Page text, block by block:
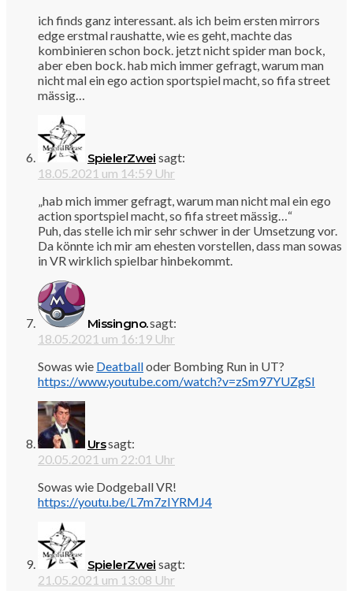
ich finds ganz interessant. als ich beim ersten mirrors
edge erstmal raushatte, wie es geht, machte das
kombinieren schon bock. jetzt nicht spider man bock,
aber eben bock. hab mich immer gefragt, warum man
nicht mal ein ego action sportspiel macht, so fifa street
mässig…
SpielerZwei sagt:
18.05.2021 um 14:59 Uhr
„hab mich immer gefragt, warum man nicht mal ein ego
action sportspiel macht, so fifa street mässig…“
Puh, das stelle ich mir sehr schwer in der Umsetzung vor.
Da könnte ich mir am ehesten vorstellen, dass man sowas
in VR wirklich spielbar hinbekommt.
Missingno.sagt:
18.05.2021 um 16:19 Uhr
Sowas wie Deatballoder Bombing Run in UT?
https://www.youtube.com/watch?v=zSm97YUZgSI
Urssagt:
20.05.2021 um 22:01 Uhr
Sowas wie Dodgeball VR!
https://youtu.be/L7m7zIYRMJ4
SpielerZwei sagt:
21.05.2021 um 13:08 Uhr